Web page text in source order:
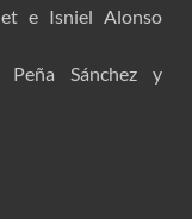
e Isniel Alonso
Peña Sánchez y